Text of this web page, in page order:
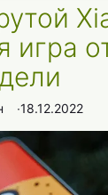
игра
∙18.12.2022